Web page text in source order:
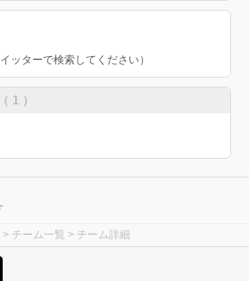
ターで検索してください）
（ 1 ）
> チーム一覧 > チーム詳細